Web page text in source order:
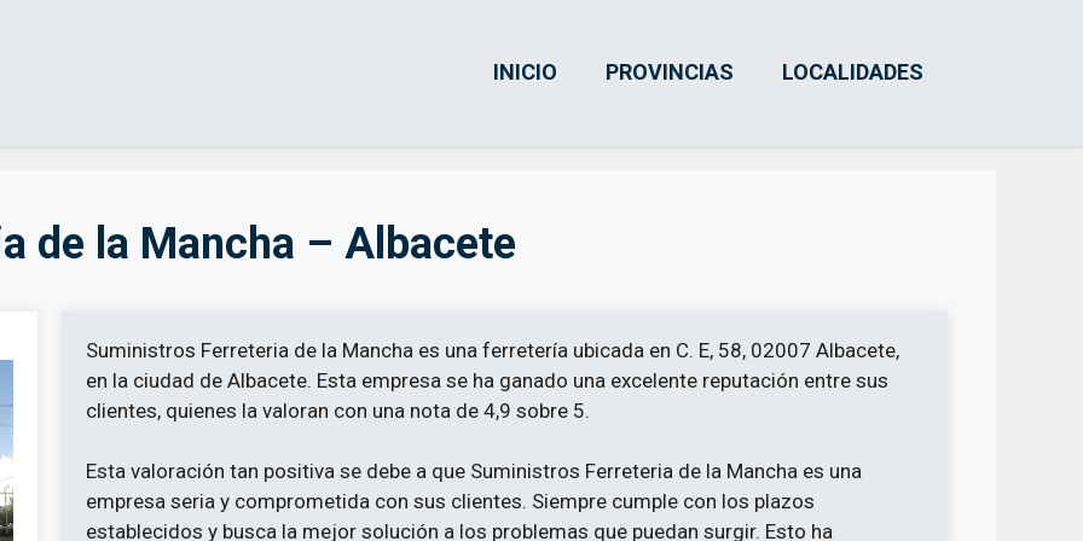
INICIO PROVINCIAS LOCALIDADES
de la Mancha – Albacete
Suministros Ferreteria de la Mancha es una ferretería ubicada en C. E, 58, 02007 Albacete,
en la ciudad de Albacete. Esta empresa se ha ganado una excelente reputación entre sus
clientes, quienes la valoran con una nota de 4,9 sobre 5.
Esta valoración tan positiva se debe a que Suministros Ferreteria de la Mancha es una
empresa seria y comprometida con sus clientes. Siempre cumple con los plazos
establecidos y busca la mejor solución a los problemas que puedan surgir. Esto ha